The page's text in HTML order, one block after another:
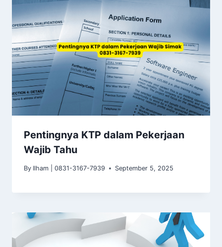
Pentingnya KTP dalam Pekerjaan
Wajib Tahu
By Ilham | 0831-3167-7939 September 5, 2025